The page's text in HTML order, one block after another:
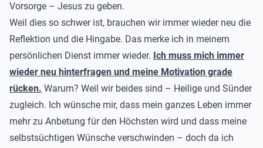
Vorsorge – Jesus zu geben.
Weil dies so schwer ist, brauchen wir immer wieder neu die
Reflektion und die Hingabe. Das merke ich in meinem
persönlichen Dienst immer wieder. Ich muss mich immer
wieder neu hinterfragen und meine Motivation grade
rücken. Warum? Weil wir beides sind – Heilige und Sünder
zugleich. Ich wünsche mir, dass mein ganzes Leben immer
mehr zu Anbetung für den Höchsten wird und dass meine
selbstsüchtigen Wünsche verschwinden – doch da ich